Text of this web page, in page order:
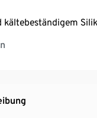
kältebeständigem
jedes Haustier